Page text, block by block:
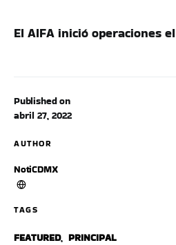
Published on
abril 27, 2022
AUTHOR
NotiCDMX
TAGS
FEATURED, PRINCIPAL
El AIFA inició operaciones